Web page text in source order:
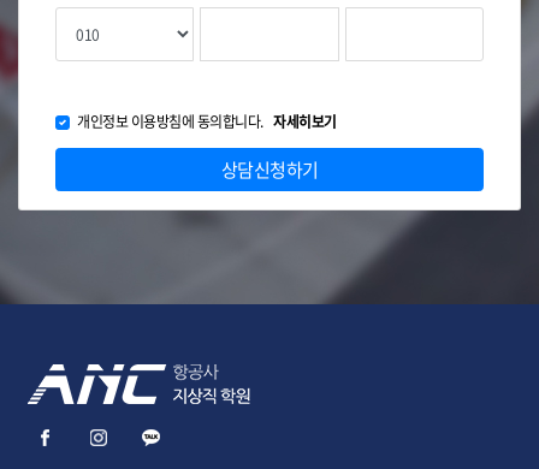
개인정보 이용방침에 동의합니다. 자세히보기
상담신청하기